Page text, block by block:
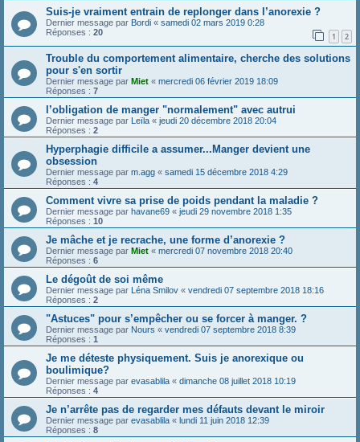
Suis-je vraiment entrain de replonger dans l’anorexie ?
Dernier message par Bordi « samedi 02 mars 2019 0:28
Réponses : 20 1 2
Trouble du comportement alimentaire, cherche des solutions
pour s'en sortir
Dernier message par Miet « mercredi 06 février 2019 18:09
Réponses : 7
l’obligation de manger "normalement" avec autrui
Dernier message par Leïla « jeudi 20 décembre 2018 20:04
Réponses : 2
Hyperphagie difficile a assumer...Manger devient une
obsession
Dernier message par m.agg « samedi 15 décembre 2018 4:29
Réponses : 4
Comment vivre sa prise de poids pendant la maladie ?
Dernier message par havane69 « jeudi 29 novembre 2018 1:35
Réponses : 10
Je mâche et je recrache, une forme d’anorexie ?
Dernier message par Miet « mercredi 07 novembre 2018 20:40
Réponses : 6
Le dégoût de soi même
Dernier message par Léna Smilov « vendredi 07 septembre 2018 18:16
Réponses : 2
"Astuces" pour s’empêcher ou se forcer à manger. ?
Dernier message par Nours « vendredi 07 septembre 2018 8:39
Réponses : 1
Je me déteste physiquement. Suis je anorexique ou
boulimique?
Dernier message par evasablila « dimanche 08 juillet 2018 10:19
Réponses : 4
Je n’arrête pas de regarder mes défauts devant le miroir
Dernier message par evasablila « lundi 11 juin 2018 12:39
Réponses : 8